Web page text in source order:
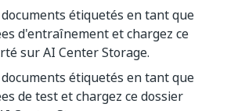
étiquetés en tant que
d'entraînement et chargez ce
sur AI Center Storage.
étiquetés en tant que
de test et chargez ce dossier